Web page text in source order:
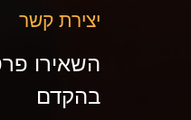
יצירת קשר
השאירו
בהקדם